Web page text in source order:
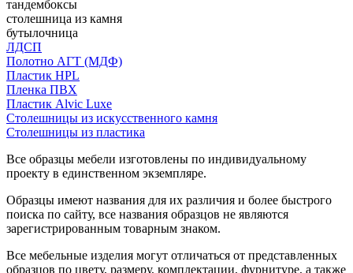
тандембоксы
столешница из камня
бутылочница
ЛДСП
Полотно АГТ (МДФ)
Пластик HPL
Пленка ПВХ
Пластик Alvic Luxe
Столешницы из искусственного камня
Столешницы из пластика
Все образцы мебели изготовлены по индивидуальному
проекту в единственном экземпляре.
Образцы имеют названия для их различия и более быстрого
поиска по сайту, все названия образцов не являются
зарегистрированным товарным знаком.
Все мебельные изделия могут отличаться от представленных
образцов по цвету, размеру, комплектации, фурнитуре, а также